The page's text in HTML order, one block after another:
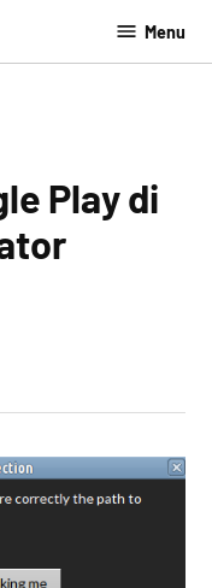
Menu
Play di